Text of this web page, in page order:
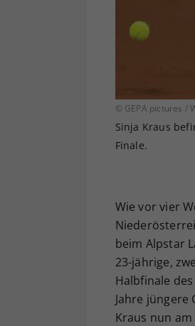
© GEPA pictures /
Sinja Kraus
Finale.
Wie vor vier
beim Alpstar
23-jährige,
Halbfinale
Jahre jüngere
Kraus nun